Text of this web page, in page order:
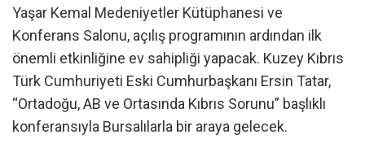
Yaşar Kemal Medeniyetler Kütüphanesi ve
Konferans Salonu, açılış programının ardından ilk
önemli etkinliğine ev sahipliği yapacak. Kuzey Kıbrıs
Türk Cumhuriyeti Eski Cumhurbaşkanı Ersin Tatar,
“Ortadoğu, AB ve Ortasında Kıbrıs Sorunu” başlıklı
konferansıyla Bursalılarla bir araya gelecek.